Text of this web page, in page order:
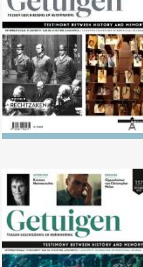
Nr. 138 (04/2024) Rechtzaken
Nr. 137 (10/2023) Jeugdliteratuur
in het licht van de Holocaust